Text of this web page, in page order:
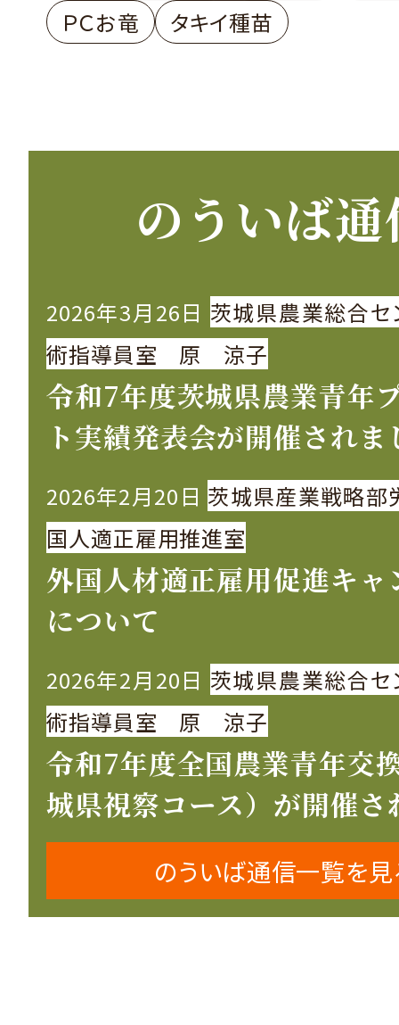
ＰＣお竜
タキイ種苗
のういば
2026年3月26日 茨城県農業総合セ
術指導員室 原 涼子
令和7年度茨城県農業青年
ト実績発表会が開催されま
2026年2月20日 茨城県産業戦略部
国人適正雇用推進室
外国人材適正雇用促進キャ
について
2026年2月20日 茨城県農業総合セ
術指導員室 原 涼子
令和7年度全国農業青年交
城県視察コース）が開催さ
のういば通信一覧を